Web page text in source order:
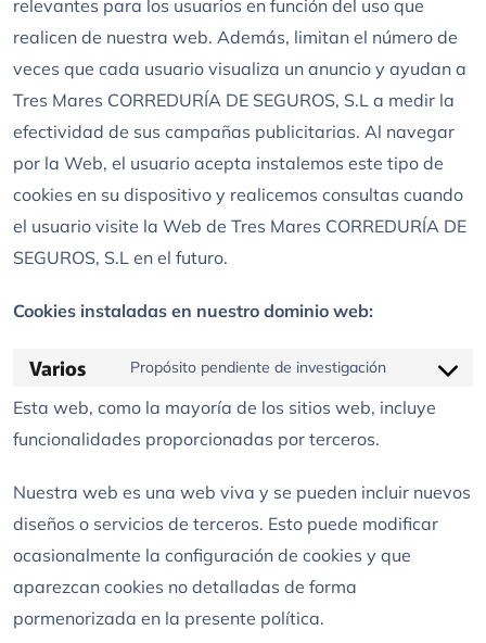
relevantes para los usuarios en función del uso que
realicen de nuestra web. Además, limitan el número de
veces que cada usuario visualiza un anuncio y ayudan a
Tres Mares CORREDURÍA DE SEGUROS, S.L a medir la
efectividad de sus campañas publicitarias. Al navegar
por la Web, el usuario acepta instalemos este tipo de
cookies en su dispositivo y realicemos consultas cuando
el usuario visite la Web de Tres Mares CORREDURÍA DE
SEGUROS, S.L en el futuro.
Cookies instaladas en nuestro dominio web:
Varios Propósito pendiente de investigación
Consent
to
Esta web, como la mayoría de los sitios web, incluye
funcionalidades proporcionadas por terceros.
Nuestra web es una web viva y se pueden incluir nuevos
diseños o servicios de terceros. Esto puede modificar
ocasionalmente la configuración de cookies y que
aparezcan cookies no detalladas de forma
pormenorizada en la presente política.